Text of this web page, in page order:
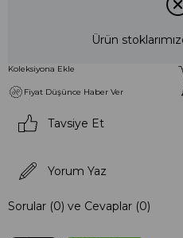
Ürün
Koleksiyona Ekle
Fiyat Düşünce Haber Ver
Tavsiye Et
Yorum Yaz
Sorular (0) ve Cevaplar (0)